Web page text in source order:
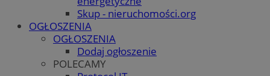
Skup - nieruchomości.org
OGŁOSZENIA
OGŁOSZENIA
Dodaj ogłoszenie
POLECAMY